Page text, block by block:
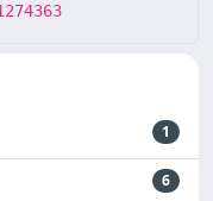
1
6